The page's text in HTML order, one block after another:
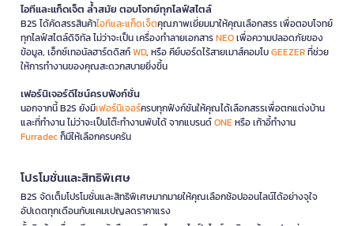
ไอทีและแก็ดเจ็ต ล้ำสมัย ตอบโจทย์ทุกไลฟ์สไตล์
B2S ได้คัดสรรสินค้าไอทีและแก็ดเจ็ตคุณภาพเยี่ยมมาให้คุณเลือกสรร เพื่อตอบโจทย์
ทุกไลฟ์สไตล์ดิจิทัล ไม่ว่าจะเป็น เครื่องทำลายเอกสารNEOเพื่อความปลอดภัยของ
ข้อมูล, เอ็กซ์เทอนัลฮาร์ดดิสก์WD, หรือ คีย์บอร์ดไร้สายเมาส์คอมโบGEEZERที่ช่วย
ให้การทำงานของคุณสะดวกสบายยิ่งขึ้น
เฟอร์นิเจอร์ดีไซน์ครบฟังก์ชั่น
นอกจากนี้ B2S ยังมีเฟอร์นิเจอร์ครบทุกฟังก์ชันให้คุณได้เลือกสรรเพื่อตกแต่งบ้าน
และที่ทำงาน ไม่ว่าจะเป็นโต๊ะทำงานพับได้ จากแบรนด์ONEหรือ เก้าอี้ทำงาน
Furradecก็มีให้เลือกครบครัน
โปรโมชั่นและสิทธิพิเศษ
B2S จัดเต็มโปรโมชั่นและสิทธิพิเศษมากมายให้คุณเลือกช้อปออนไลน์ได้อย่างจุใจ
อัปเดตทุกเดือนกับแคมเปญลดราคาแรง